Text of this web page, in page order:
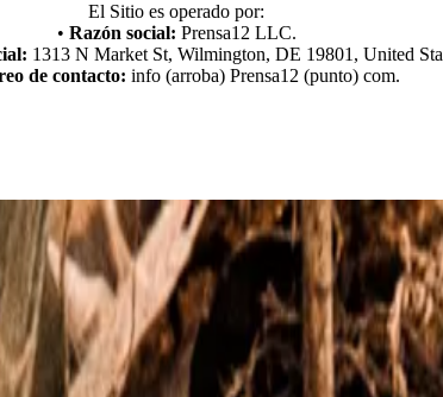
El Sitio es operado por:
• Razón social: Prensa12 LLC.
1313 N Market St, Wilmington, DE 19801, United
de contacto: info (arroba) Prensa12 (punto) com.